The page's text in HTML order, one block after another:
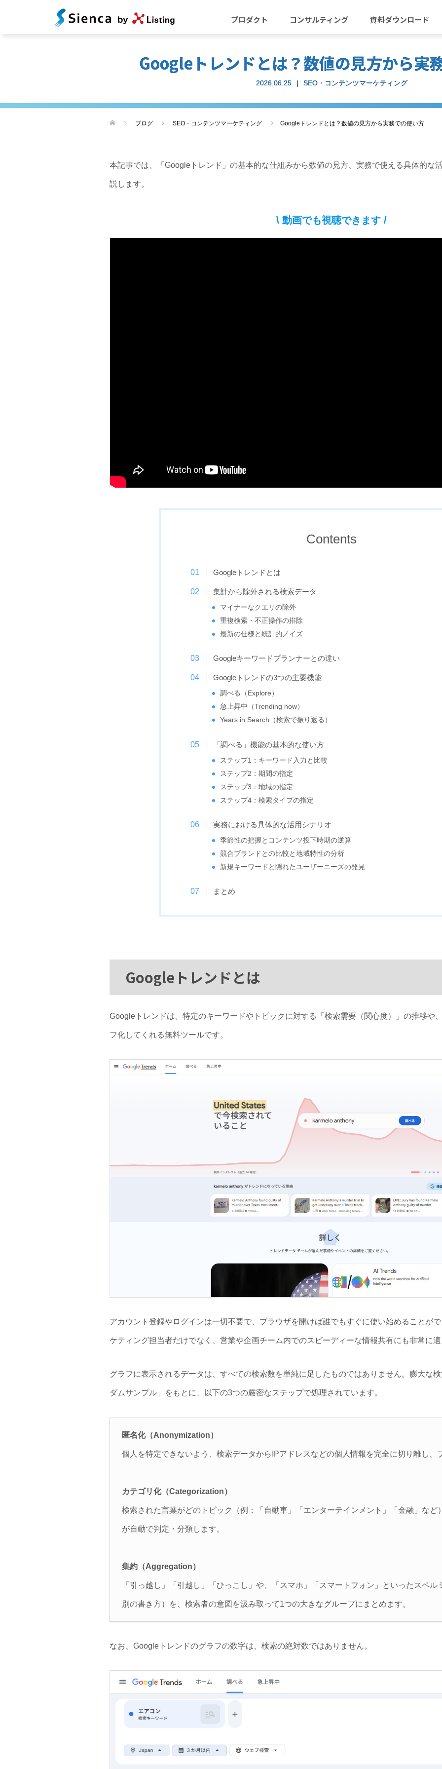
プロダクト コンサルティング 資料ダウンロード
Googleトレンドとは？数値の見方から実
2026.06.25 SEO・コンテンツマーケティング
ブログ SEO・コンテンツマーケティング Googleトレンドとは？数値の見方から実務での使い方
本記事では、「Googleトレンド」の基本的な仕組みから数値の見方、実務で使える具体的な
説します。
\ 動画でも視聴できます /
Contents
Googleトレンドとは
集計から除外される検索データ
マイナーなクエリの除外
重複検索・不正操作の排除
最新の仕様と統計的ノイズ
Googleキーワードプランナーとの違い
Googleトレンドの3つの主要機能
調べる（Explore）
急上昇中（Trending now）
Years in Search（検索で振り返る）
「調べる」機能の基本的な使い方
ステップ1：キーワード入力と比較
ステップ2：期間の指定
ステップ3：地域の指定
ステップ4：検索タイプの指定
実務における具体的な活用シナリオ
季節性の把握とコンテンツ投下時期の逆算
競合ブランドとの比較と地域特性の分析
新規キーワードと隠れたユーザーニーズの発見
まとめ
Googleトレンドとは
Googleトレンドは、特定のキーワードやトピックに対する「検索需要（関心度）」の推移や
フ化してくれる無料ツールです。
アカウント登録やログインは一切不要で、ブラウザを開けば誰でもすぐに使い始めることが
ケティング担当者だけでなく、営業や企画チーム内でのスピーディーな情報共有にも非常に適
グラフに表示されるデータは、すべての検索数を単純に足したものではありません。膨大な
ダムサンプル」をもとに、以下の3つの厳密なステップで処理されています。
匿名化（Anonymization）
個人を特定できないよう、検索データからIPアドレスなどの個人情報を完全に切り離し、
カテゴリ化（Categorization）
検索された言葉がどのトピック（例：「自動車」「エンターテインメント」「金融」など
が自動で判定・分類します。
集約（Aggregation）
「引っ越し」「引越し」「ひっこし」や、「スマホ」「スマートフォン」といったスペ
別の書き方）を、検索者の意図を汲み取って1つの大きなグループにまとめます。
なお、Googleトレンドのグラフの数字は、検索の絶対数ではありません。